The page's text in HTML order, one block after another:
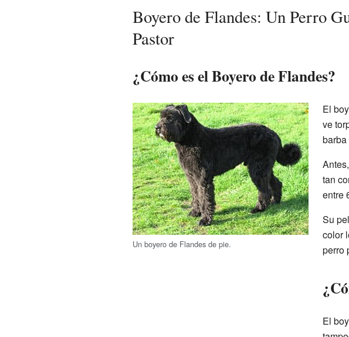
Boyero de Flandes: Un Perro
Pastor
¿Cómo es el Boyero de Flandes?
Un boyero de Flandes de pie.
El
ve
tan
entre
Su
color
perro
El